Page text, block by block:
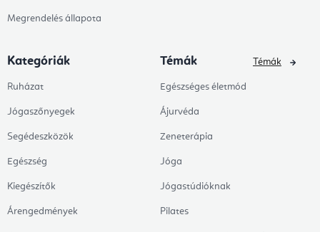
Megrendelés állapota
Kategóriák
Ruházat
Jógaszőnyegek
Segédeszközök
Egészség
Kiegészítők
Árengedmények
Témák
Egészséges életmód
Ájurvéda
Zeneterápia
Jóga
Jógastúdióknak
Pilates
Témák